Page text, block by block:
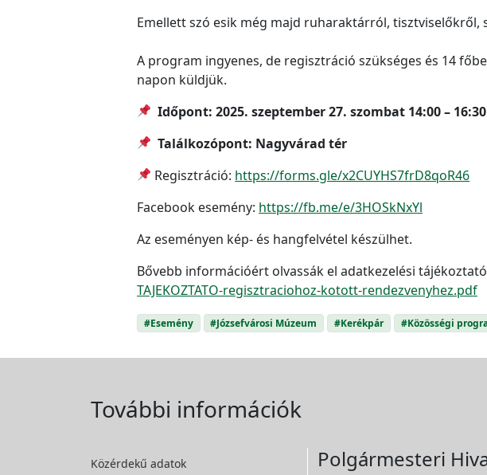
Emellett szó esik még majd ruharaktárról,
A program ingyenes, de regisztráció szükséges és 14
napon küldjük.
Időpont: 2025. szeptember 27. szombat 14:00 – 16:30
Találkozópont: Nagyvárad tér
Regisztráció: https://forms.gle/x2CUYHS7frD8qoR46
Facebook esemény: https://fb.me/e/3HOSkNxYl
Az eseményen kép- és hangfelvétel készülhet.
Bővebb információért olvassák el adatkezelési
TAJEKOZTATO-regisztraciohoz-kotott-rendezvenyhez.pdf
#Esemény #Józsefvárosi Múzeum #Kerékpár #Közösségi
További információk
Közérdekű adatok Polgármesteri